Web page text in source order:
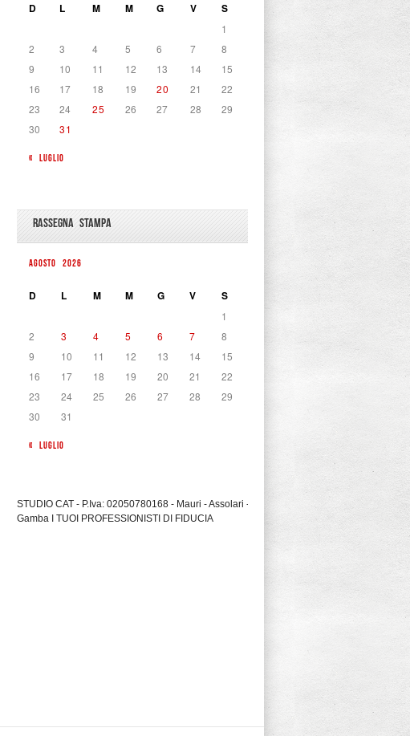
D L M M G V S
« LUGLIO
1
2
3 4 5 6 7
8
9
10 11 12 13 14
15
16
17 18 19 20 21
22
23
24 25 26 27 28
29
30
31
RASSEGNA STAMPA
AGOSTO 2026
D L M M G V S
« LUGLIO
1
2
3 4 5 6 7
8
9
10 11 12 13 14
15
16
17 18 19 20 21
22
23
24 25 26 27 28
29
30
31
STUDIO CAT - P.Iva: 02050780168 - Mauri - Assolari -
Gamba I TUOI PROFESSIONISTI DI FIDUCIA